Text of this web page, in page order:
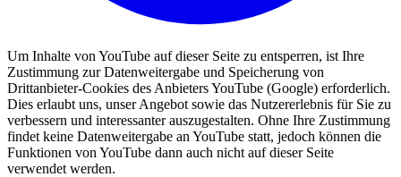
Um Inhalte von YouTube auf dieser Seite zu entsperren, ist Ihre
Zustimmung zur Datenweitergabe und Speicherung von
Drittanbieter-Cookies des Anbieters YouTube (Google) erforderlich.
Dies erlaubt uns, unser Angebot sowie das Nutzererlebnis für Sie zu
verbessern und interessanter auszugestalten. Ohne Ihre Zustimmung
findet keine Datenweitergabe an YouTube statt, jedoch können die
Funktionen von YouTube dann auch nicht auf dieser Seite
verwendet werden.